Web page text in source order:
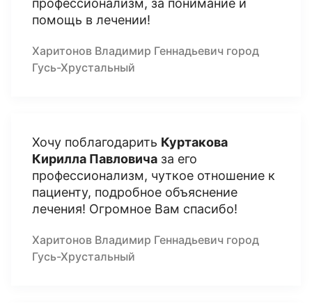
профессионализм, за понимание и
помощь в лечении!
Харитонов Владимир Геннадьевич город
Гусь-Хрустальный
Хочу поблагодарить Куртакова
Кирилла Павловича за его
профессионализм, чуткое отношение к
пациенту, подробное объяснение
лечения! Огромное Вам спасибо!
Харитонов Владимир Геннадьевич город
Гусь-Хрустальный